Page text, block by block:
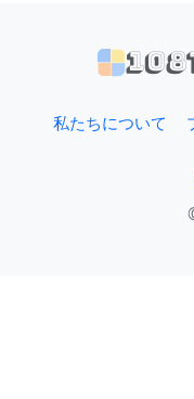
私たちについて